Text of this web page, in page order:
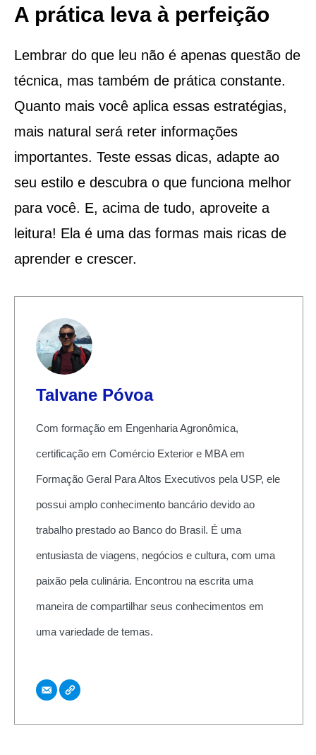
A prática leva à perfeição
Lembrar do que leu não é apenas questão de
técnica, mas também de prática constante.
Quanto mais você aplica essas estratégias,
mais natural será reter informações
importantes. Teste essas dicas, adapte ao
seu estilo e descubra o que funciona melhor
para você. E, acima de tudo, aproveite a
leitura! Ela é uma das formas mais ricas de
aprender e crescer.
Talvane Póvoa
Com formação em Engenharia Agronômica,
certificação em Comércio Exterior e MBA em
Formação Geral Para Altos Executivos pela USP, ele
possui amplo conhecimento bancário devido ao
trabalho prestado ao Banco do Brasil. É uma
entusiasta de viagens, negócios e cultura, com uma
paixão pela culinária. Encontrou na escrita uma
maneira de compartilhar seus conhecimentos em
uma variedade de temas.